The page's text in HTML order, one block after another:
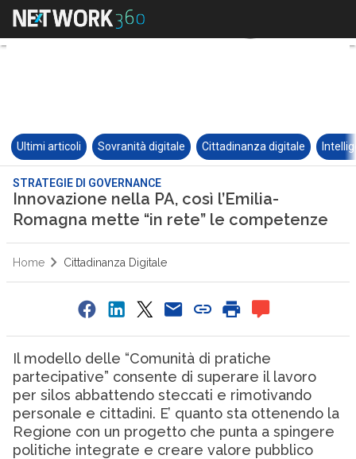
Ultimi articoli Sovranità digitale Cittadinanza digitale
STRATEGIE DI GOVERNANCE
Innovazione nella PA, così l’Emilia-
Romagna mette “in rete” le competenze
Home Cittadinanza Digitale
Il modello delle “Comunità di pratiche
partecipative” consente di superare il lavoro
per silos abbattendo steccati e rimotivando
personale e cittadini. E’ quanto sta ottenendo la
Regione con un progetto che punta a spingere
politiche integrate e creare valore pubblico